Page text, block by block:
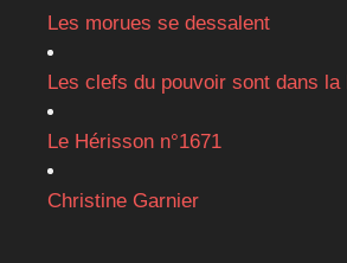
Les morues se dessalent
Les clefs du pouvoir sont dans la
Le Hérisson n°1671
Christine Garnier